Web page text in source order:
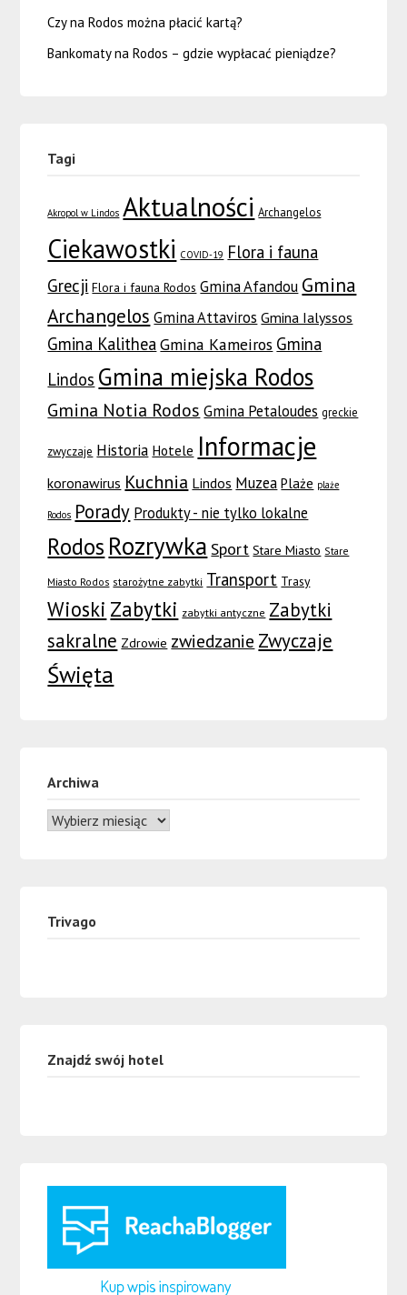
Czy na Rodos można płacić kartą?
Bankomaty na Rodos – gdzie wypłacać pieniądze?
Tagi
Akropol w Lindos Aktualności Archangelos
Ciekawostki COVID-19 Flora i fauna
Grecji Flora i fauna Rodos Gmina Afandou Gmina
Archangelos Gmina Attaviros Gmina Ialyssos
Gmina Kalithea Gmina Kameiros Gmina
Lindos Gmina miejska Rodos
Gmina Notia Rodos Gmina Petaloudes greckie
zwyczaje Historia Hotele Informacje
koronawirus Kuchnia Lindos Muzea Plaże plaże
Rodos Porady Produkty - nie tylko lokalne
Rodos Rozrywka Sport Stare Miasto Stare
Miasto Rodos starożytne zabytki Transport Trasy
Wioski Zabytki zabytki antyczne Zabytki
sakralne Zdrowie zwiedzanie Zwyczaje
Święta
Archiwa
Trivago
Znajdź swój hotel